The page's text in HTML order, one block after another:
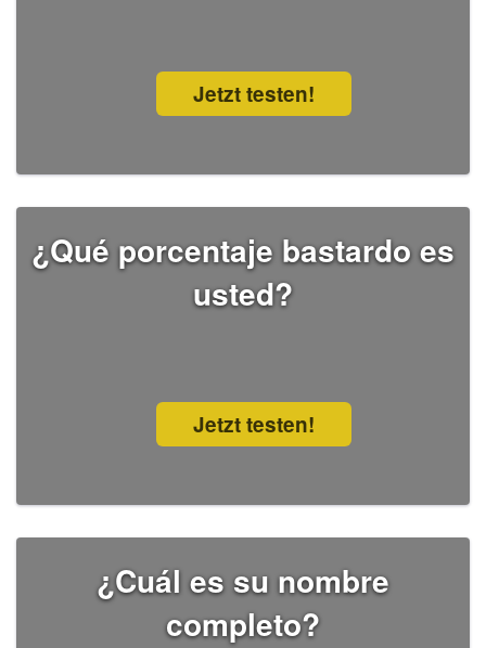
Jetzt testen!
¿Qué porcentaje bastardo es
usted?
Jetzt testen!
¿Cuál es su nombre
completo?